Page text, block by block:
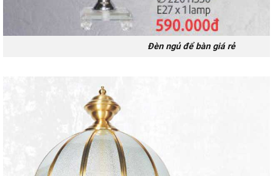
Đèn ngủ để bàn giá rẻ